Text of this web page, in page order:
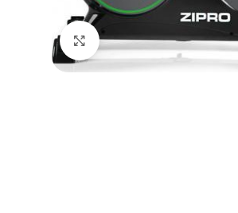
Натисніть, щоб збільшити